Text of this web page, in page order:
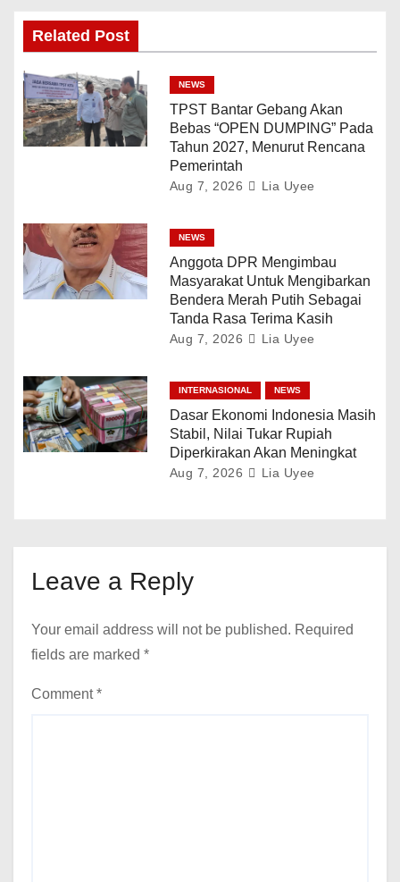
Related Post
NEWS
TPST Bantar Gebang Akan
Bebas “OPEN DUMPING” Pada
Tahun 2027, Menurut Rencana
Pemerintah
Aug 7, 2026 Lia Uyee
NEWS
Anggota DPR Mengimbau
Masyarakat Untuk Mengibarkan
Bendera Merah Putih Sebagai
Tanda Rasa Terima Kasih
Aug 7, 2026 Lia Uyee
INTERNASIONAL NEWS
Dasar Ekonomi Indonesia Masih
Stabil, Nilai Tukar Rupiah
Diperkirakan Akan Meningkat
Aug 7, 2026 Lia Uyee
Leave a Reply
Your email address will not be published. Required
fields are marked *
Comment*